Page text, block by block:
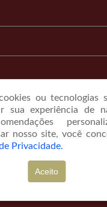
2026
ou tecnologias
sua experiência de
nosso site, você
Privacidade.
Aceito